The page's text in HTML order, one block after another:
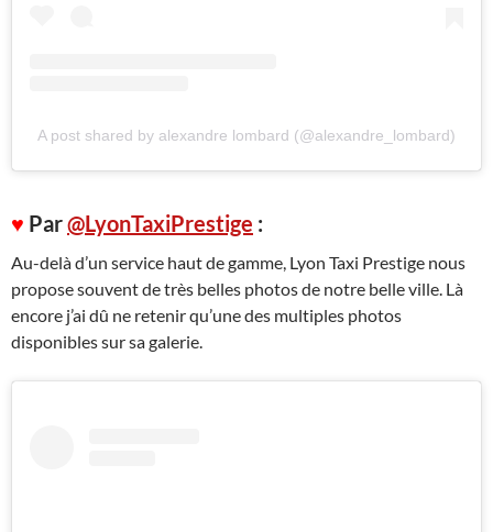
A post shared by alexandre lombard (@alexandre_lombard)
♥ Par@LyonTaxiPrestige :
Au-delà d’un service haut de gamme, Lyon Taxi Prestige nous
propose souvent de très belles photos de notre belle ville. Là
encore j’ai dû ne retenir qu’une des multiples photos
disponibles sur sa galerie.